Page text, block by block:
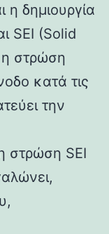
η δημιουργία
SEI (Solid
στρώση
κατά τις
την
στρώση SEI